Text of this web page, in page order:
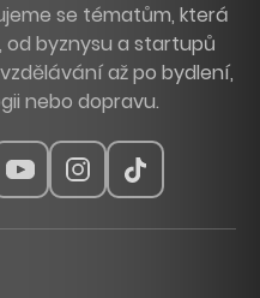
se tématům, která
od byznysu a startupů
až po bydlení,
nebo dopravu.